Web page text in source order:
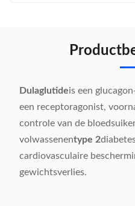
Dulaglutideis een
een receptoragonist,
controle van de
volwassenentype 2
cardiovasculaire
gewichtsverlies.